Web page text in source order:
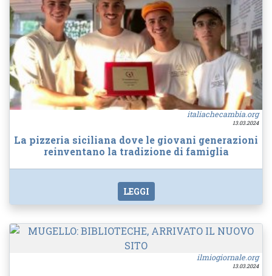
italiachecambia.org
13.03.2024
La pizzeria siciliana dove le giovani generazioni
reinventano la tradizione di famiglia
LEGGI
ilmiogiornale.org
13.03.2024